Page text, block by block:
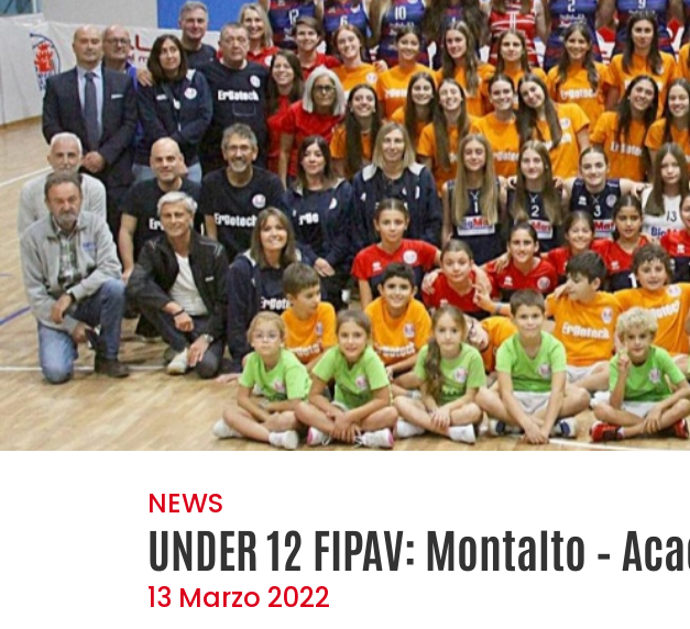
NEWS
UNDER 12 FIPAV: Montalto –
13 Marzo 2022